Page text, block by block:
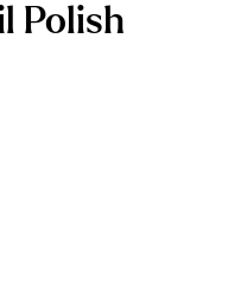
Polish